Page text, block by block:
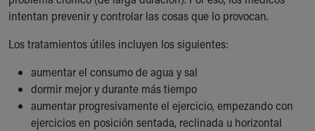
intentan prevenir y controlar las cosas que lo provocan.
Los tratamientos útiles incluyen los siguientes:
aumentar el consumo de agua y sal
dormir mejor y durante más tiempo
aumentar progresivamente el ejercicio, empezando con
ejercicios en posición sentada, reclinada u horizontal